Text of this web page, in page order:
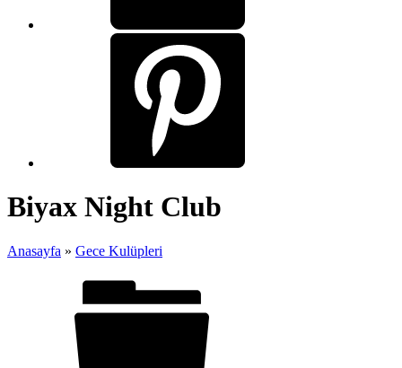
Biyax Night Club
Anasayfa » Gece Kulüpleri